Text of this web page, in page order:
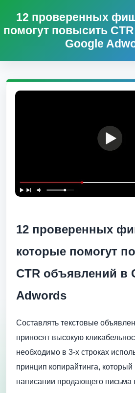
12 проверенных
помогут повысить
Google
12 проверенных
которые помогут
CTR объявлений в
Adwords
Составлять текстовые
приносят высокую
необходимо в 3-x строках
принцип копирайтинга, который
написании продающего письма